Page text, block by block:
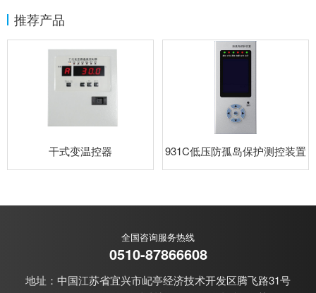
推荐产品
干式变温控器 931C低压防孤岛保护测控装置
全国咨询服务热线
0510-87866608
地址：中国江苏省宜兴市屺亭经济技术开发区腾飞路31号